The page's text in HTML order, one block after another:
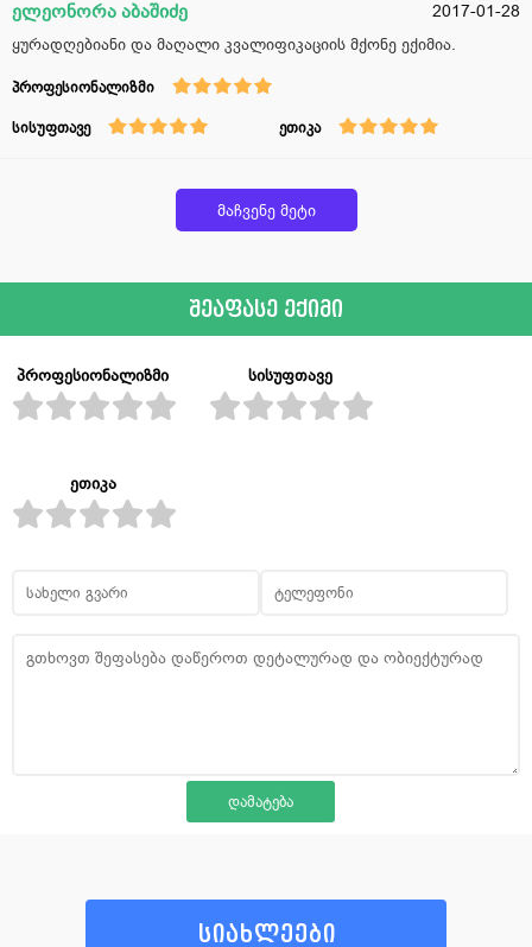
ელეონორა აბაშიძე
2017-01-28
ყურადღებიანი და მაღალი კვალიფიკაციის მქონე ექიმია.
პროფესიონალიზმი
სისუფთავე ეთიკა
მაჩვენე მეტი
შეაფასე ექიმი
პროფესიონალიზმი სისუფთავე
ეთიკა
სიახლეები